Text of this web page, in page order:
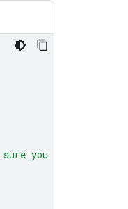
sure you get all 50."